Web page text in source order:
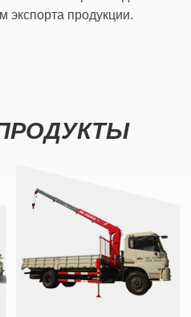
экспорта продукции.